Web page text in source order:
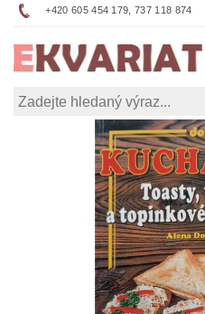
+420 605 454 179, 737 118 874